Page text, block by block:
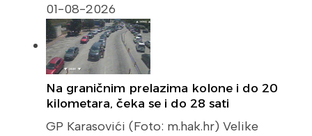
01-08-2026
Na graničnim prelazima kolone i do 20
kilometara, čeka se i do 28 sati
GP Karasovići (Foto: m.hak.hr) Velike